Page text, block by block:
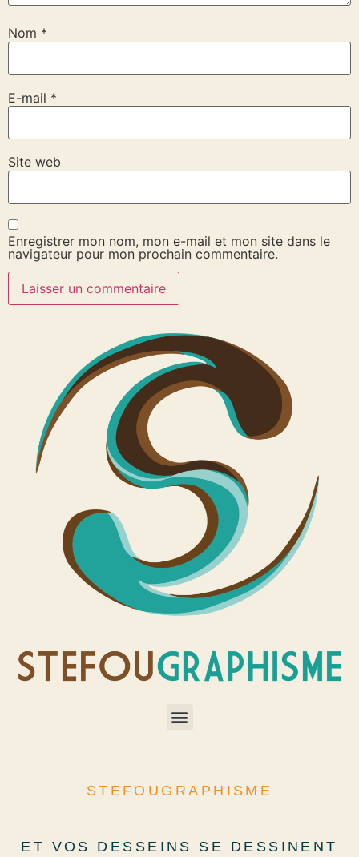
Nom *
E-mail *
Site web
Enregistrer mon nom, mon e-mail et mon site dans le
navigateur pour mon prochain commentaire.
STEFOUGRAPHISME
ET VOS DESSEINS SE DESSINENT